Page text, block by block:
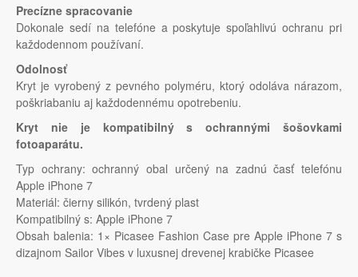
Precízne spracovanie
Dokonale sedí na telefóne a poskytuje spoľahlivú ochranu pri
každodennom používaní.
Odolnosť
Kryt je vyrobený z pevného polyméru, ktorý odoláva nárazom,
poškriabaniu aj každodennému opotrebeniu.
Kryt nie je kompatibilný s ochrannými šošovkami
fotoaparátu.
Typ ochrany: ochranný obal určený na zadnú časť telefónu
Apple iPhone 7
Materiál: čierny silikón, tvrdený plast
Kompatibilný s: Apple iPhone 7
Obsah balenia: 1× Picasee Fashion Case pre Apple iPhone 7 s
dizajnom Sailor Vibes v luxusnej drevenej krabičke Picasee